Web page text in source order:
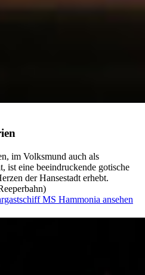
im Volksmund auch als
ist eine beeindruckende gotische
der Hansestadt erhebt.
MS Hammonia ansehen